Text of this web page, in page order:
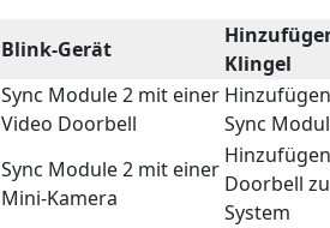
Blink-Gerät
Klingel
Sync Module 2 mit einer
Video Doorbell
Sync
Sync Module 2 mit einer
Mini-Kamera
Doorbell
System